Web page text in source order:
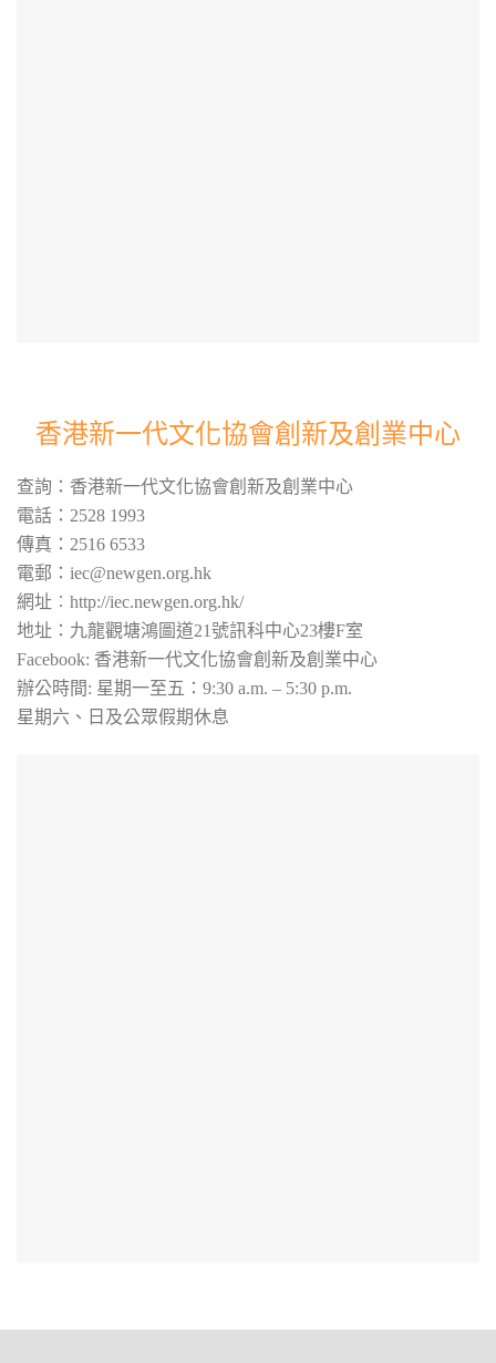
香港新一代文化協會創新及創業中心
查詢：香港新一代文化協會創新及創業中心
電話：2528 1993
傳真：2516 6533
電郵：iec@newgen.org.hk
網址︰http://iec.newgen.org.hk/
地址：九龍觀塘鴻圖道21號訊科中心23樓F室
Facebook: 香港新一代文化協會創新及創業中心
辦公時間: 星期一至五：9:30 a.m. – 5:30 p.m.
星期六、日及公眾假期休息